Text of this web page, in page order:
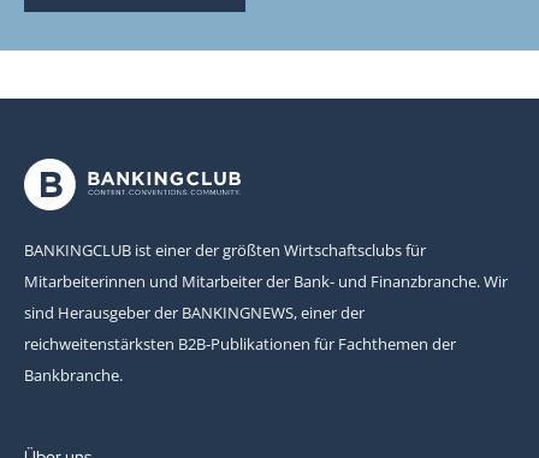
BANKINGCLUB ist einer der größten Wirtschaftsclubs für
Mitarbeiterinnen und Mitarbeiter der Bank- und Finanzbranche. Wir
sind Herausgeber der BANKINGNEWS, einer der
reichweitenstärksten B2B-Publikationen für Fachthemen der
Bankbranche.